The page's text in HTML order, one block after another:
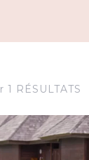
RÉSULTATS